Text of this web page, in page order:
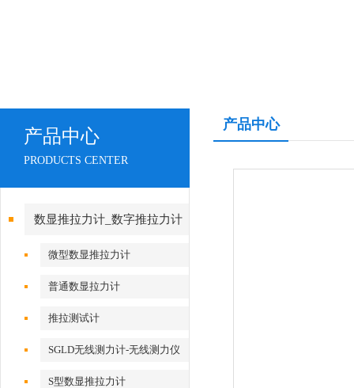
产品中心
PRODUCTS CENTER
数显推拉力计_数字推拉力计
微型数显推拉力计
普通数显拉力计
推拉测试计
SGLD无线测力计-无线测力仪
S型数显推拉力计
产品中心